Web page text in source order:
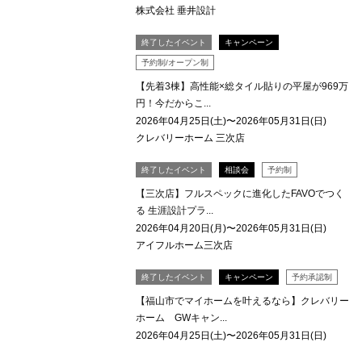
株式会社 垂井設計
終了したイベント キャンペーン
予約制/オープン制
【先着3棟】高性能×総タイル貼りの平屋が969万
円！今だからこ...
2026年04月25日(土)〜2026年05月31日(日)
クレバリーホーム 三次店
終了したイベント 相談会 予約制
【三次店】フルスペックに進化したFAVOでつく
る 生涯設計プラ...
2026年04月20日(月)〜2026年05月31日(日)
アイフルホーム三次店
終了したイベント キャンペーン 予約承認制
【福山市でマイホームを叶えるなら】クレバリー
ホーム GWキャン...
2026年04月25日(土)〜2026年05月31日(日)